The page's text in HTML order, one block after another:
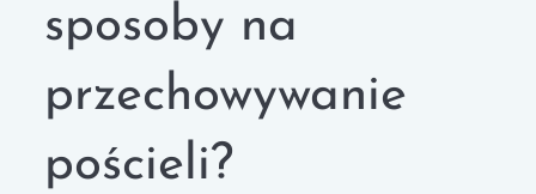
sposoby na
przechowywanie
pościeli?